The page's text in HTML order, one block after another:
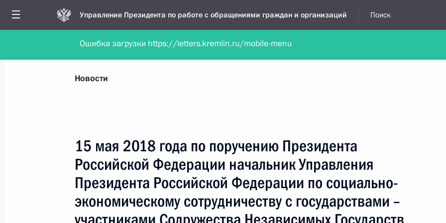
Управление Президента по работе с обращениями граждан и организаций Поиск
Обратиться в форме электронного документа Обратиться в устной форме
Все новости
Все руководители, регионы, города и темы
Новости
15 мая 2018 года по поручению Президента
Российской Федерации начальник Управления
Президента Российской Федерации по социально-
экономическому сотрудничеству с государствами –
Ошибка загрузки https://letters.kremlin.ru/mobile-menu